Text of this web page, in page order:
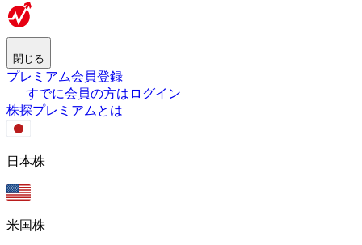
閉じる
プレミアム会員登録
すでに会員の方はログイン
株探プレミアムとは
日本株
米国株